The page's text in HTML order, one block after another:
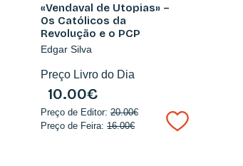
«Vendaval de Utopias» –
Os Católicos da
Revolução e o PCP
Edgar Silva
Preço Livro do Dia
10.00€
Preço de Editor: 20.00€
Preço de Feira: 16.00€